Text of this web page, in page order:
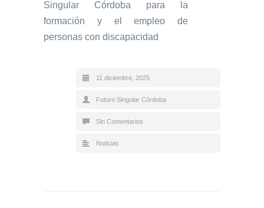
Singular Córdoba para la
formación y el empleo de
personas con discapacidad
11 diciembre, 2025
Futuro Singular Córdoba
Sin Comentarios
Noticias